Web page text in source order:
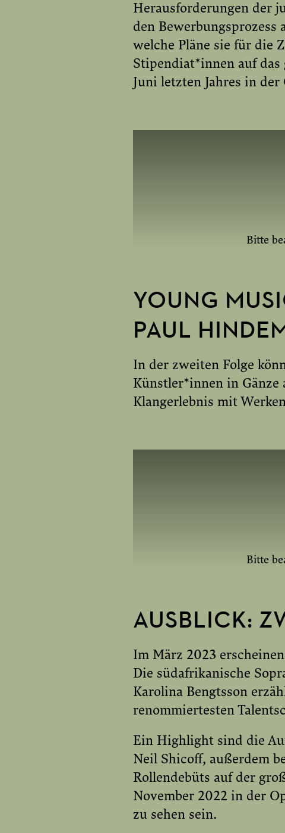
Herausforderungen der
den Bewerbungsprozess
welche Pläne sie für die
Stipendiat*innen auf das
Juni letzten Jahres in
Bitte
YOUNG
PAUL
In der zweiten Folge
Künstler*innen in Gänze
Klangerlebnis mit
Bitte
AUSBLICK:
Im März 2023
Die südafrikanische
Karolina Bengtsson
renommiertesten
Ein Highlight sind die
Neil Shicoff, außerdem
Rollendebüts auf der
November 2022 in der
zu sehen sein.